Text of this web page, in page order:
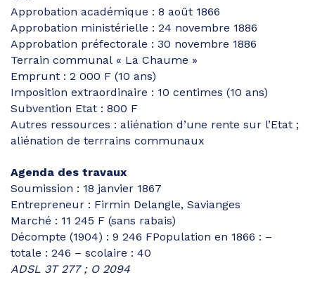
Approbation académique : 8 août 1866
Approbation ministérielle : 24 novembre 1886
Approbation préfectorale : 30 novembre 1886
Terrain communal « La Chaume »
Emprunt : 2 000 F (10 ans)
Imposition extraordinaire : 10 centimes (10 ans)
Subvention Etat : 800 F
Autres ressources : aliénation d’une rente sur l’Etat ;
aliénation de terrrains communaux
Agenda des travaux
Soumission : 18 janvier 1867
Entrepreneur : Firmin Delangle, Savianges
Marché : 11 245 F (sans rabais)
Décompte (1904) : 9 246 FPopulation en 1866 : –
totale : 246 – scolaire : 40
ADSL 3T 277 ; O 2094